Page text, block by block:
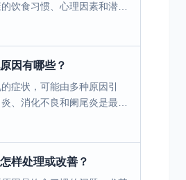
饮食习惯、心理因素和潜在
饮食习惯，如暴饮暴食、进
因有哪些？
症状，可能由多种原因引
、消化不良和阑尾炎是最常
胃炎是由病毒、细菌或寄生
样处理或改善？